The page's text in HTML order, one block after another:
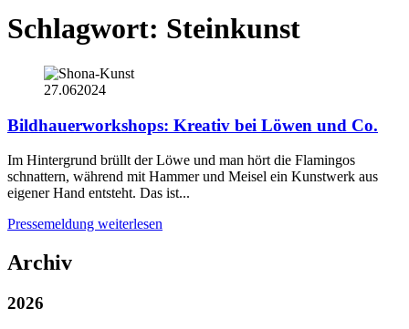
Schlagwort: Steinkunst
27.062024
Bildhauerworkshops: Kreativ bei Löwen und Co.
Im Hintergrund brüllt der Löwe und man hört die Flamingos
schnattern, während mit Hammer und Meisel ein Kunstwerk aus
eigener Hand entsteht. Das ist...
Pressemeldung weiterlesen
Archiv
2026